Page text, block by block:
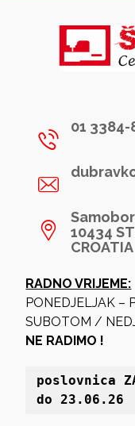
01 3384-
10434
CROATIA
RADNO VRIJEME:
PONEDJELJAK –
SUBOTOM /
NE RADIMO !
poslovnica
do 23.06.26